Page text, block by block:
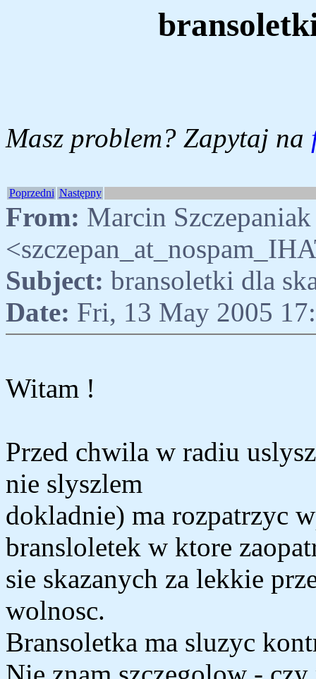
Masz problem? Zapytaj na
Poprzedni Następny
From: Marcin Szczepaniak
Subject: bransoletki dla
Date: Fri, 13 May 2005
Witam !
Przed chwila w radiu
nie slyszlem
dokladnie) ma rozpatrzyc
bransloletek w ktore
sie skazanych za lekkie
wolnosc.
Bransoletka ma sluzyc